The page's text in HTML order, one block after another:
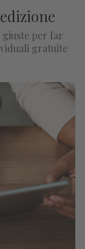
giuste per far
gratuite